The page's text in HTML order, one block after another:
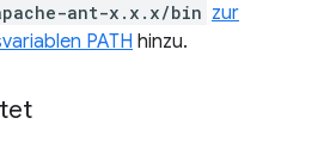
ant-x.x.x/bin zur
PATH hinzu.